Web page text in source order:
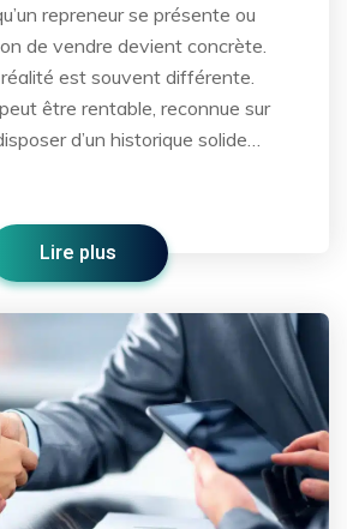
repreneur se présente ou
de vendre devient concrète.
est souvent différente.
être rentable, reconnue sur
d’un historique solide…
Lire plus